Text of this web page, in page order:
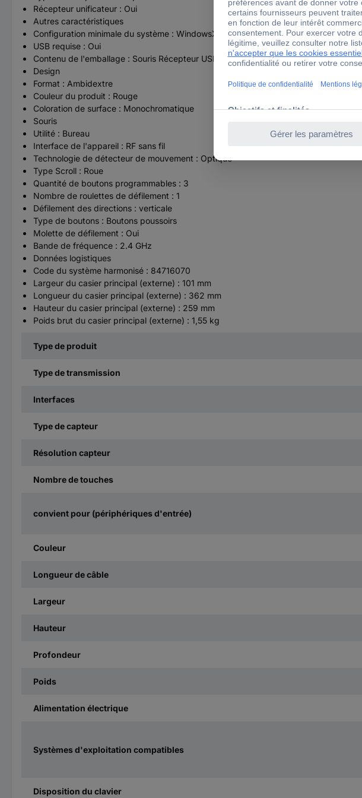
Récepteur unificateur : Oui
Autres caractéristiques
Configuration minimale du système : WindowsXP, Windows Vista ou Windows7Mac
USB requise : Oui
Contenu de l'emballage : Souris Récepteur USB 1 pile AA (préinstallée)
Design
Format : Ambidextre
Couleur du produit : Rouge
Coloration de surface : Monochromatique
Souris
Utilité : Bureau
Interface de l'appareil : RF sans fil
Technologie de détecteur de mouvement : Optique
Type Scroll : Roue
Quantité de boutons programmables : 3
Nombre de roulettes de défilement : 1
Défilement des directions : verticale
Type de boutons : Boutons poussoirs
Molette de défilement : Oui
Bande de fréquence : 2.4 GHz
Données logistiques
Code du système harmonisé : 84716070
Largeur du casier principal (externe) : 101 mm
Longueur du casier principal (externe) : 362 mm
Hauteur du casier principal (externe) : 259 mm
Poids brut du casier principal (externe) : 1,55 kg
Type de produit
Type de transmission
Interfaces
Type de capteur
Résolution capteur
Nombre de touches
convient pour (périphériques d'entrée)
Couleur
Longueur de câble
Largeur
Hauteur
Profondeur
Poids
Alimentation électrique
Systèmes d'exploitation compatibles
Disposition du clavier